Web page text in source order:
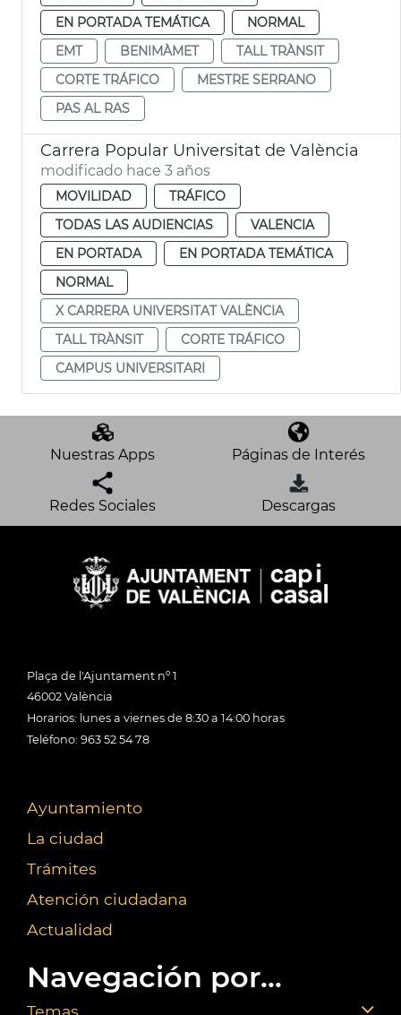
EN PORTADA TEMÁTICA
NORMAL
EMT
BENIMÀMET
TALL TRÀNSIT
CORTE TRÁFICO
MESTRE SERRANO
PAS AL RAS
Carrera Popular Universitat de València
modificado hace 3 años
MOVILIDAD
TRÁFICO
TODAS LAS AUDIENCIAS
VALENCIA
EN PORTADA
EN PORTADA TEMÁTICA
NORMAL
X CARRERA UNIVERSITAT VALÈNCIA
TALL TRÀNSIT
CORTE TRÁFICO
CAMPUS UNIVERSITARI
Nuestras Apps Páginas de Interés
Redes Sociales Descargas
Plaça de l'Ajuntament nº 1
46002 València
Horarios: lunes a viernes de 8:30 a 14:00 horas
Teléfono: 963 52 54 78
Ayuntamiento
La ciudad
Trámites
Atención ciudadana
Actualidad
Navegación por...
Temas